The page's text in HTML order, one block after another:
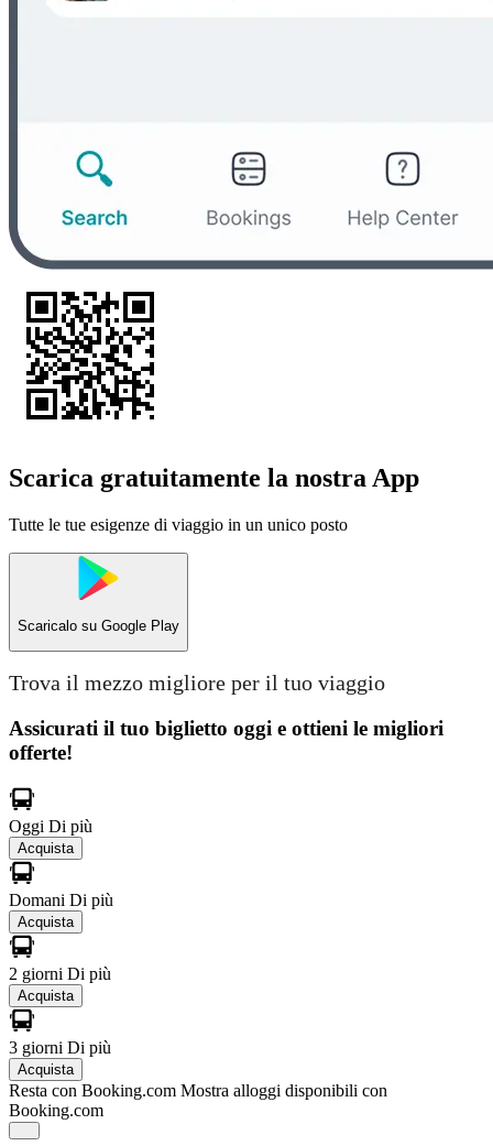
Scarica gratuitamente la nostra App
Tutte le tue esigenze di viaggio in un unico posto
Scaricalo su Google Play
Trova il mezzo migliore per il tuo viaggio
Assicurati il ​​tuo biglietto oggi e ottieni le migliori
offerte!
Oggi Di più
Acquista
Domani Di più
Acquista
2 giorni Di più
Acquista
3 giorni Di più
Acquista
Resta con Booking.com Mostra alloggi disponibili con
Booking.com